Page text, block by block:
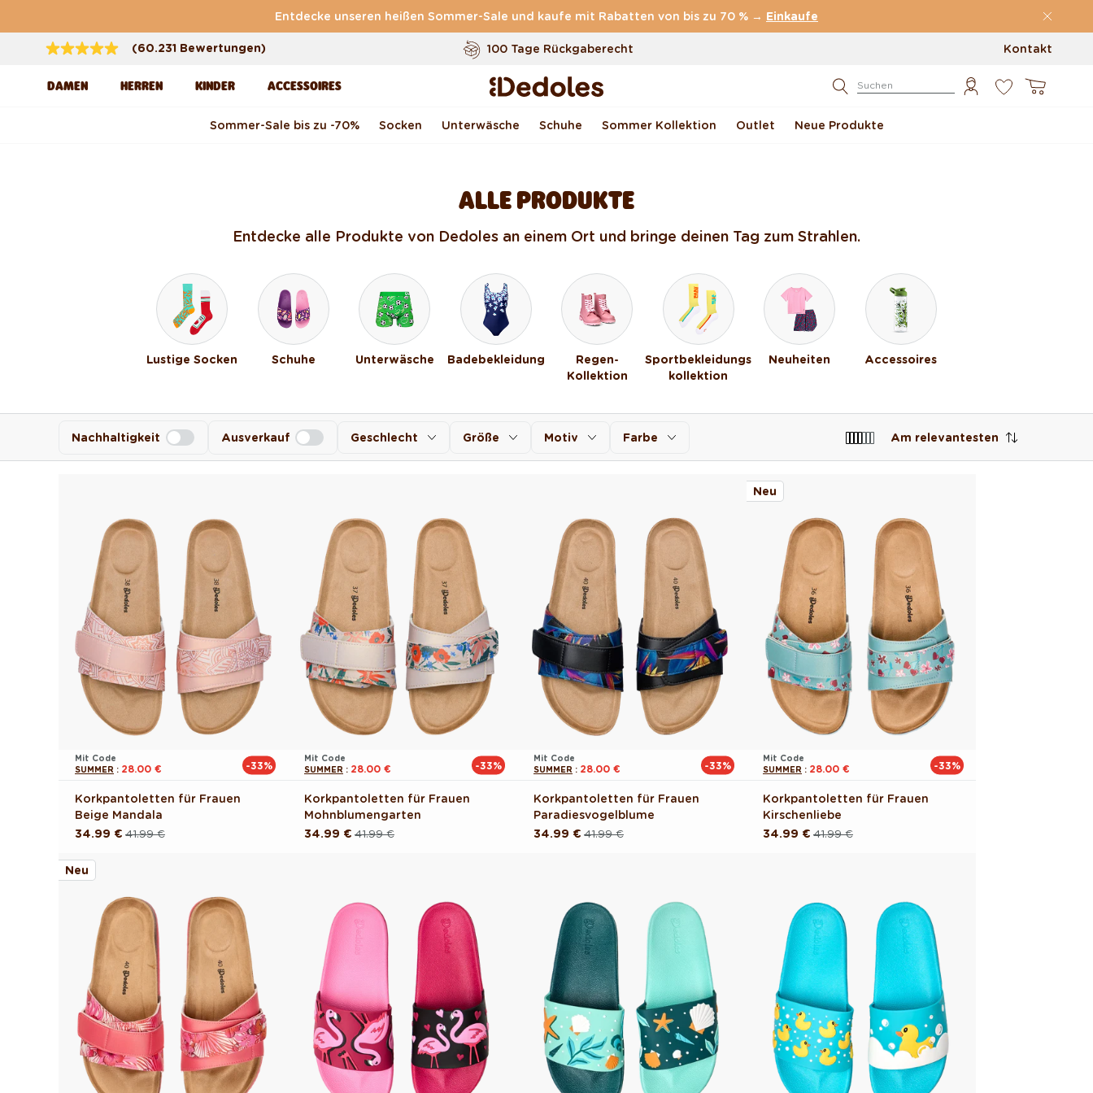
Entdecke unseren heißen Sommer-Sale und kaufe mit Rabatten von bis zu 70 % → Einkaufe
(60.231 Bewertungen)
100 Tage Rückgaberecht
Unser originelles Design
Schnell & zuverlässig
Kontakt
DAMEN HERREN KINDER ACCESSOIRES Suchen Warenkorb
Sommer-Sale bis zu -70 % Socken Unterwäsche Schuhe Sommer Kollektion Outlet Neue Produkte
ALLE PRODUKTE
Entdecke alle Produkte von Dedoles an einem Ort und bringe deinen Tag zum Strahlen.
Lustige Socken Schuhe Unterwäsche Badebekleidung
Regen-
Kollektion
Sportbekleidungs
kollektion
Neuheiten Accessoires
Geschlecht Größe Motiv Farbe
Nachhaltigkeit Ausverkauf Am relevantesten
Mit Code
SUMMER : 28.00 € -33%
Korkpantoletten für Frauen
Beige Mandala
Normaler41.99 €
Verkaufspreis
34.99 €
Mit Code
SUMMER : 28.00 € -33%
Korkpantoletten für Frauen
Mohnblumengarten
Normaler41.99 €
Verkaufspreis
34.99 €
Mit Code
SUMMER : 28.00 € -33%
Korkpantoletten für Frauen
Paradiesvogelblume
Normaler41.99 €
Verkaufspreis
34.99 €
Neu
Mit Code
SUMMER : 28.00 € -33%
Korkpantoletten für Frauen
Kirschenliebe
Normaler41.99 €
Verkaufspreis
34.99 €
Neu